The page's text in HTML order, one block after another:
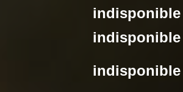
indisponible
indisponible
indisponible